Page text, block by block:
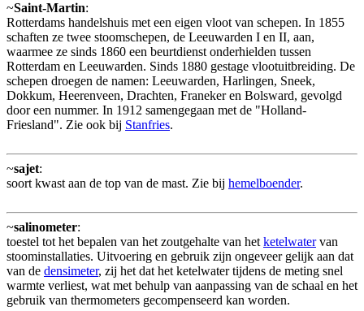
~Saint-Martin:
Rotterdams handelshuis met een eigen vloot van schepen. In 1855
schaften ze twee stoomschepen, de Leeuwarden I en II, aan,
waarmee ze sinds 1860 een beurtdienst onderhielden tussen
Rotterdam en Leeuwarden. Sinds 1880 gestage vlootuitbreiding. De
schepen droegen de namen: Leeuwarden, Harlingen, Sneek,
Dokkum, Heerenveen, Drachten, Franeker en Bolsward, gevolgd
door een nummer. In 1912 samengegaan met de "Holland-
Friesland". Zie ook bij Stanfries.
~sajet:
soort kwast aan de top van de mast. Zie bij hemelboender.
~salinometer:
toestel tot het bepalen van het zoutgehalte van het ketelwatervan
stoominstallaties. Uitvoering en gebruik zijn ongeveer gelijk aan dat
van de densimeter, zij het dat het ketelwater tijdens de meting snel
warmte verliest, wat met behulp van aanpassing van de schaal en het
gebruik van thermometers gecompenseerd kan worden.